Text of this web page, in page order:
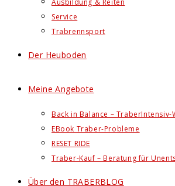
Ausbildung & Reiten
Service
Trabrennsport
Der Heuboden
Meine Angebote
Back in Balance – TraberIntensiv-
EBook Traber-Probleme
RESET RIDE
Traber-Kauf – Beratung für
Über den TRABERBLOG